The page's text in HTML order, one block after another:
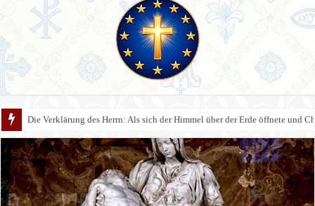
Die Verklärung des Herrn: Als sich der Himmel über der Erde öffnete und